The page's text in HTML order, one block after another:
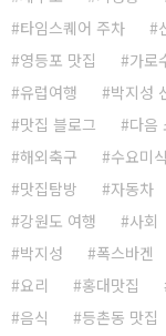
타임스퀘어 주차
영등포 맛집
가로
유럽여행
박지성
맛집 블로그
다음
해외축구
수요미
맛집탐방
자동차
강원도 여행
사회
박지성
폭스바겐
요리
홍대맛집
음식
등촌동 맛집